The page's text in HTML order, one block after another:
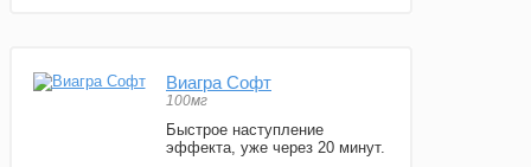
Виагра Софт
100мг
Быстрое наступление
эффекта, уже через 20 минут.